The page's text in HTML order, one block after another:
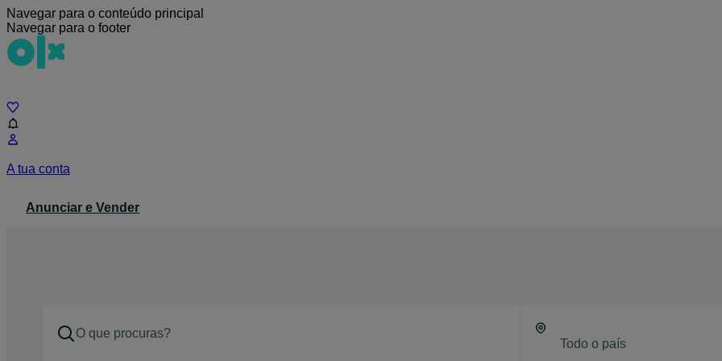
Navegar para o conteúdo principal
Navegar para o footer
A tua conta
Anunciar e Vender